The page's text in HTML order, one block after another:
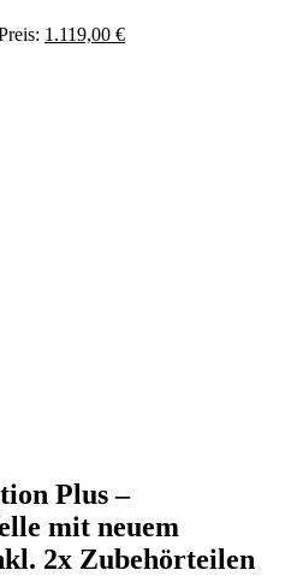
1.119,00 €Aktueller
Plus –
mit neuem
2x Zubehörteilen